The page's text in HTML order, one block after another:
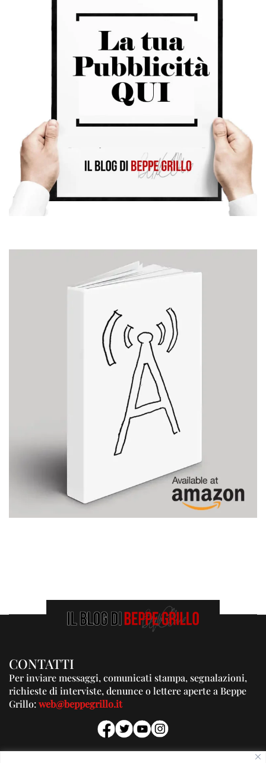
CONTATTI
Per inviare messaggi, comunicati stampa, segnalazioni,
richieste di interviste, denunce o lettere aperte a Beppe
Grillo:web@beppegrillo.it